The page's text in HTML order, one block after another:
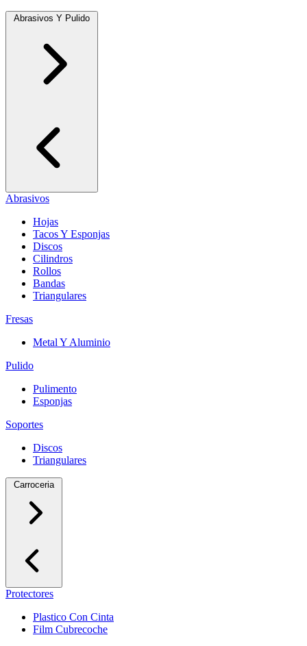
Abrasivos Y Pulido
Abrasivos
Hojas
Tacos Y Esponjas
Discos
Cilindros
Rollos
Bandas
Triangulares
Fresas
Metal Y Aluminio
Pulido
Pulimento
Esponjas
Soportes
Discos
Triangulares
Carroceria
Protectores
Plastico Con Cinta
Film Cubrecoche